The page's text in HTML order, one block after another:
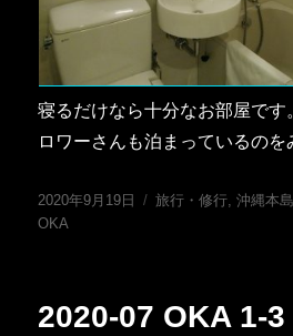
寝るだけなら十分なお部屋です
ロワーさんも泊まっているのを
投
稿
2020年9月19日
カ
旅行・修行 ,沖縄本島
OKA
2020-07 OKA 1-